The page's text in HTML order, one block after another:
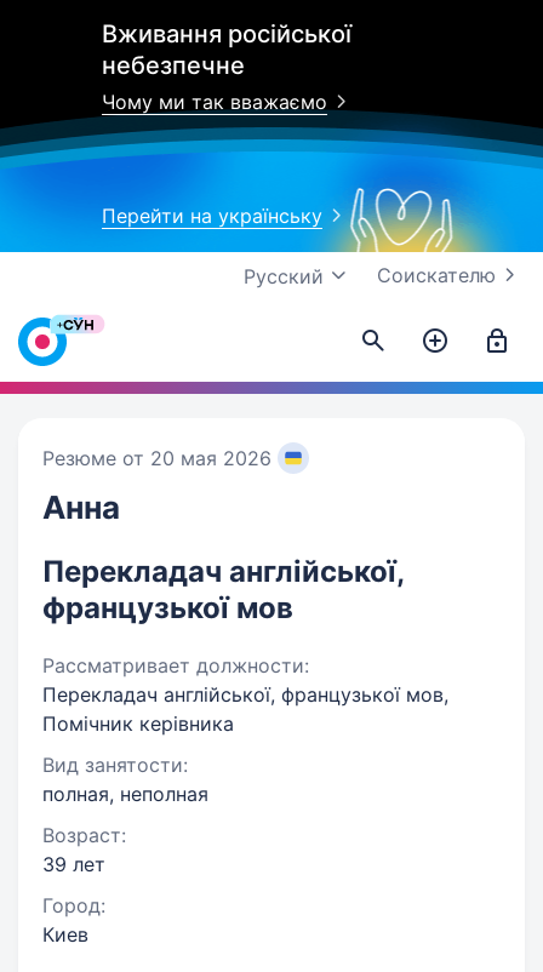
Вживання російської
небезпечне
Чому ми так вважаємо
Перейти на українську
Соискателю
Русский
Резюме от 20 мая 2026
Анна
Перекладач англійської,
французької мов
Рассматривает должности:
Перекладач англійської, французької мов,
Помічник керівника
Вид занятости:
полная, неполная
Возраст:
39 лет
Город:
Киев